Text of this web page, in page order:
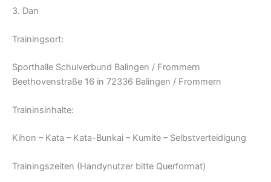
3. Dan
Trainingsort:
Sporthalle Schulverbund Balingen / Frommern
Beethovenstraße 16 in 72336 Balingen / Frommern
Traininsinhalte:
Kihon – Kata – Kata-Bunkai – Kumite – Selbstverteidigung
Trainingszeiten (Handynutzer bitte Querformat)